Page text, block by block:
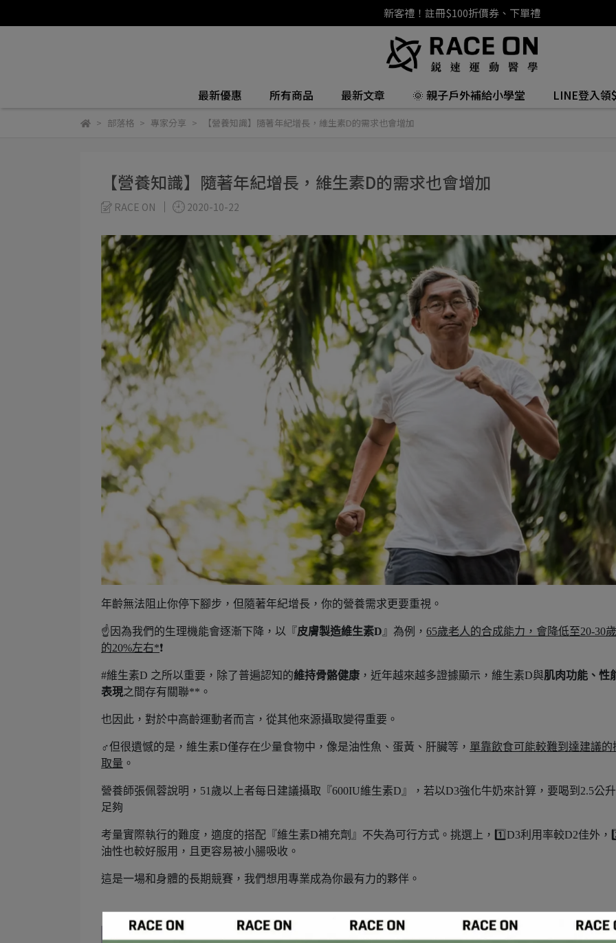
新客禮！註冊$100折價券、下單禮
最新優惠 所有商品 最新文章 🌞 親子戶外補給小學堂 LINE登入領
部落格 專家分享 【營養知識】隨著年紀增長，維生素D的需求也會增加
【營養知識】隨著年紀增長，維生素D的需求也會增加
RACE ON 2020-10-22
年齡無法阻止你停下腳步，但隨著年紀增長，你的營養需求更要重視。
☝️因為我們的生理機能會逐漸下降，以『皮膚製造維生素D 』為例， 65歲老人的合成能力，會降低至20-30歲
的20%左右*❗️
#維生素D 之所以重要，除了普遍認知的維持骨骼健康 ，近年越來越多證據顯示，維生素D與肌肉功能、性
表現之間存有關聯**。
也因此，對於中高齡運動者而言，從其他來源攝取變得重要。
‍♂️但很遺憾的是，維生素D僅存在少量食物中，像是油性魚、蛋黃、肝臟等， 單靠飲食可能較難到達建議的
取量 。
營養師張佩蓉說明，51歲以上者每日建議攝取『600IU維生素D』，若以D3強化牛奶來計算，要喝到2.5公
足夠
考量實際執行的難度，適度的搭配『維生素D補充劑』不失為可行方式。挑選上，1️⃣D3利用率較D2佳外，
油性也較好服用，且更容易被小腸吸收。
這是一場和身體的長期競賽，我們想用專業成為你最有力的夥伴。